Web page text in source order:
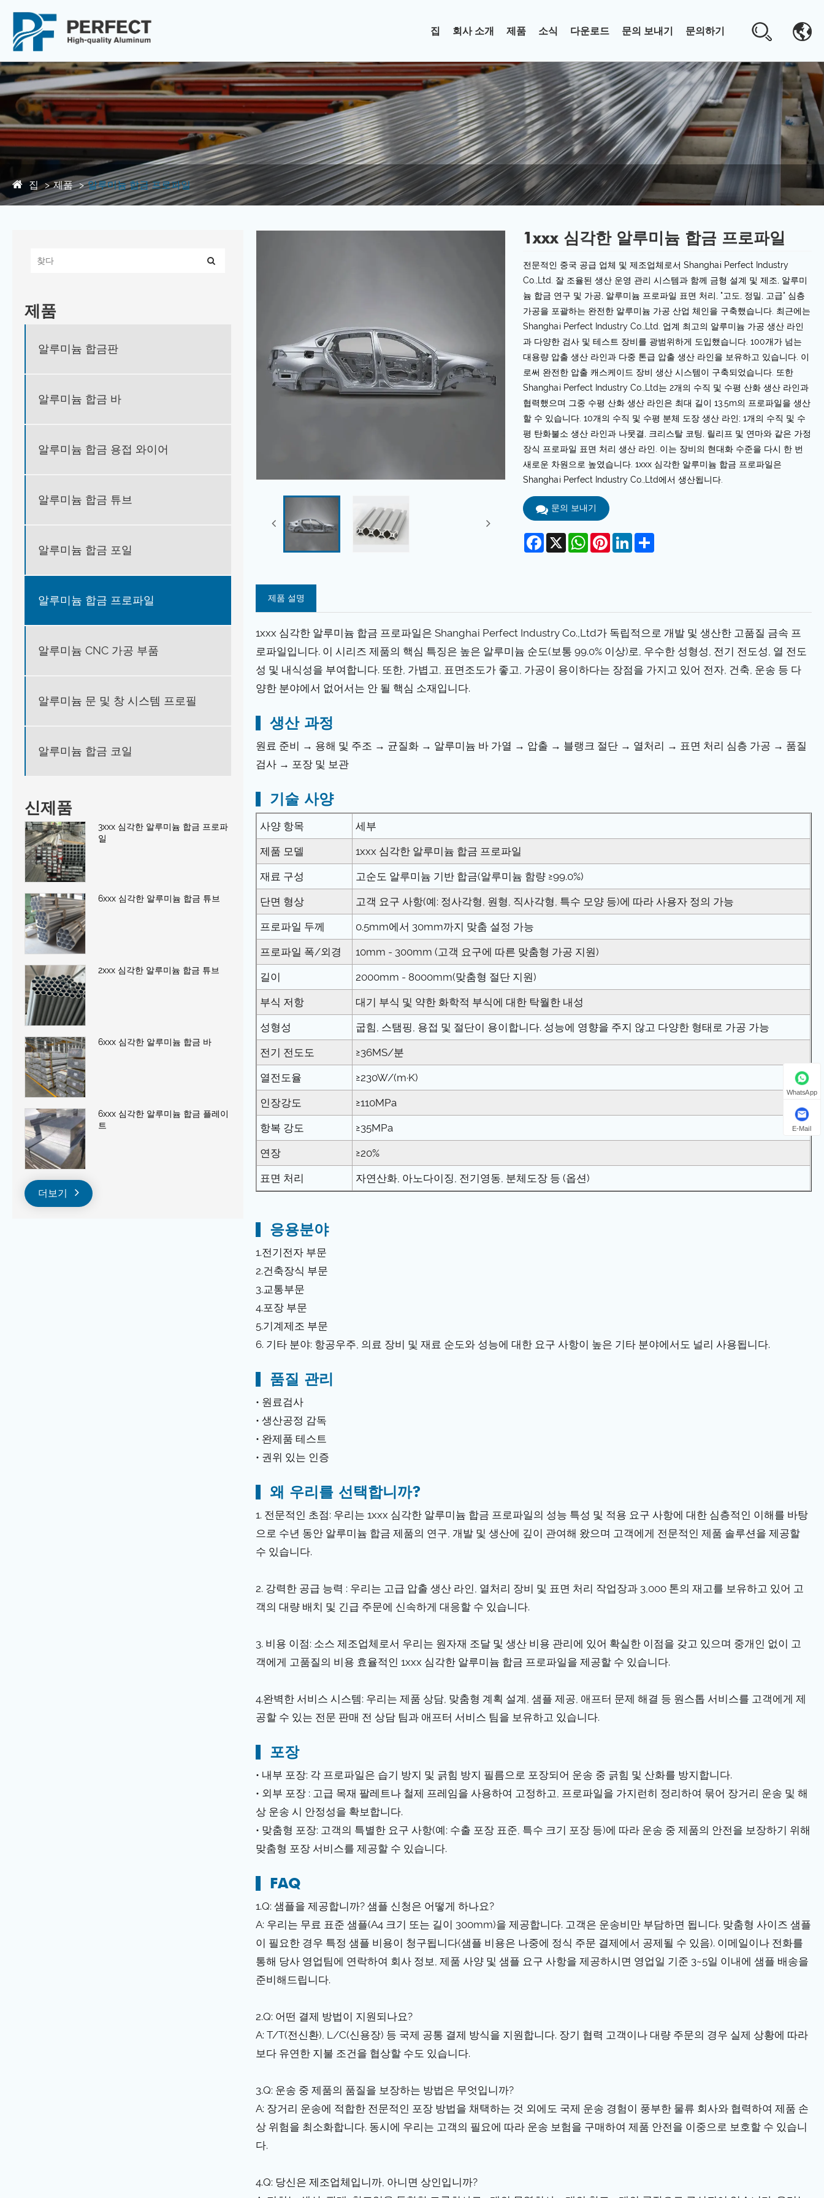
집 회사 소개 제품 소식 다운로드 문의 보내기 문의하기
집 제품 알루미늄 합금 프로파일
제품
알루미늄 합금판
알루미늄 합금 바
알루미늄 합금 용접 와이어
알루미늄 합금 튜브
알루미늄 합금 포일
알루미늄 합금 프로파일
알루미늄 CNC 가공 부품
알루미늄 문 및 창 시스템 프로필
알루미늄 합금 코일
신제품
3xxx 심각한 알루미늄 합금 프로파
일
6xxx 심각한 알루미늄 합금 튜브
2xxx 심각한 알루미늄 합금 튜브
6xxx 심각한 알루미늄 합금 바
6xxx 심각한 알루미늄 합금 플레이
트
더보기
1xxx 심각한 알루미늄 합금 프로파일
전문적인 중국 공급 업체 및 제조업체로서 Shanghai Perfect Industry
Co.,Ltd. 잘 조율된 생산 운영 관리 시스템과 함께 금형 설계 및 제조, 알루미
늄 합금 연구 및 가공, 알루미늄 프로파일 표면 처리, "고도, 정밀, 고급" 심층
가공을 포괄하는 완전한 알루미늄 가공 산업 체인을 구축했습니다. 최근에는
Shanghai Perfect Industry Co.,Ltd. 업계 최고의 알루미늄 가공 생산 라인
과 다양한 검사 및 테스트 장비를 광범위하게 도입했습니다. 100개가 넘는
대용량 압출 생산 라인과 다중 톤급 압출 생산 라인을 보유하고 있습니다. 이
로써 완전한 압출 캐스케이드 장비 생산 시스템이 구축되었습니다. 또한
Shanghai Perfect Industry Co.,Ltd는 2개의 수직 및 수평 산화 생산 라인과
협력했으며 그중 수평 산화 생산 라인은 최대 길이 13.5m의 프로파일을 생산
할 수 있습니다. 10개의 수직 및 수평 분체 도장 생산 라인; 1개의 수직 및 수
평 탄화불소 생산 라인과 나뭇결, 크리스탈 코팅, 릴리프 및 연마와 같은 가정
장식 프로파일 표면 처리 생산 라인. 이는 장비의 현대화 수준을 다시 한 번
새로운 차원으로 높였습니다. 1xxx 심각한 알루미늄 합금 프로파일은
Shanghai Perfect Industry Co.,Ltd에서 생산됩니다.
문의 보내기
Facebook
X WhatsAppPinterestLinkedInShare
제품 설명
1xxx 심각한 알루미늄 합금 프로파일은 Shanghai Perfect Industry Co.,Ltd가 독립적으로 개발 및 생산한 고품질 금속 프
로파일입니다. 이 시리즈 제품의 핵심 특징은 높은 알루미늄 순도(보통 99.0% 이상)로, 우수한 성형성, 전기 전도성, 열 전도
성 및 내식성을 부여합니다. 또한, 가볍고, 표면조도가 좋고, 가공이 용이하다는 장점을 가지고 있어 전자, 건축, 운송 등 다
양한 분야에서 없어서는 안 될 핵심 소재입니다.
생산 과정
원료 준비 → 용해 및 주조 → 균질화 → 알루미늄 바 가열 → 압출 → 블랭크 절단 → 열처리 → 표면 처리 심층 가공 → 품질
검사 → 포장 및 보관
기술 사양
사양 항목 세부
제품 모델 1xxx 심각한 알루미늄 합금 프로파일
재료 구성 고순도 알루미늄 기반 합금(알루미늄 함량 ≥99.0%)
단면 형상 고객 요구 사항(예: 정사각형, 원형, 직사각형, 특수 모양 등)에 따라 사용자 정의 가능
프로파일 두께 0.5mm에서 30mm까지 맞춤 설정 가능
프로파일 폭/외경 10mm - 300mm (고객 요구에 따른 맞춤형 가공 지원)
길이 2000mm - 8000mm(맞춤형 절단 지원)
부식 저항 대기 부식 및 약한 화학적 부식에 대한 탁월한 내성
성형성 굽힘, 스탬핑, 용접 및 절단이 용이합니다. 성능에 영향을 주지 않고 다양한 형태로 가공 가능
전기 전도도 ≥36MS/분
열전도율 ≥230W/(m·K)
인장강도 ≥110MPa
항복 강도 ≥35MPa
연장 ≥20%
표면 처리 자연산화, 아노다이징, 전기영동, 분체도장 등 (옵션)
응용분야
1.전기전자 부문
2.건축장식 부문
3.교통부문
4.포장 부문
5.기계제조 부문
6. 기타 분야: 항공우주, 의료 장비 및 재료 순도와 성능에 대한 요구 사항이 높은 기타 분야에서도 널리 사용됩니다.
품질 관리
• 원료검사
• 생산공정 감독
• 완제품 테스트
• 권위 있는 인증
왜 우리를 선택합니까?
1. 전문적인 초점: 우리는 1xxx 심각한 알루미늄 합금 프로파일의 성능 특성 및 적용 요구 사항에 대한 심층적인 이해를 바탕
으로 수년 동안 알루미늄 합금 제품의 연구, 개발 및 생산에 깊이 관여해 왔으며 고객에게 전문적인 제품 솔루션을 제공할
수 있습니다.
2. 강력한 공급 능력 : 우리는 고급 압출 생산 라인, 열처리 장비 및 표면 처리 작업장과 3,000 톤의 재고를 보유하고 있어 고
객의 대량 배치 및 긴급 주문에 신속하게 대응할 수 있습니다.
3. 비용 이점: 소스 제조업체로서 우리는 원자재 조달 및 생산 비용 관리에 있어 확실한 이점을 갖고 있으며 중개인 없이 고
객에게 고품질의 비용 효율적인 1xxx 심각한 알루미늄 합금 프로파일을 제공할 수 있습니다.
4.완벽한 서비스 시스템: 우리는 제품 상담, 맞춤형 계획 설계, 샘플 제공, 애프터 문제 해결 등 원스톱 서비스를 고객에게 제
공할 수 있는 전문 판매 전 상담 팀과 애프터 서비스 팀을 보유하고 있습니다.
포장
• 내부 포장: 각 프로파일은 습기 방지 및 긁힘 방지 필름으로 포장되어 운송 중 긁힘 및 산화를 방지합니다.
• 외부 포장 : 고급 목재 팔레트나 철제 프레임을 사용하여 고정하고, 프로파일을 가지런히 정리하여 묶어 장거리 운송 및 해
상 운송 시 안정성을 확보합니다.
• 맞춤형 포장: 고객의 특별한 요구 사항(예: 수출 포장 표준, 특수 크기 포장 등)에 따라 운송 중 제품의 안전을 보장하기 위해
맞춤형 포장 서비스를 제공할 수 있습니다.
FAQ
1.Q: 샘플을 제공합니까? 샘플 신청은 어떻게 하나요?
A: 우리는 무료 표준 샘플(A4 크기 또는 길이 300mm)을 제공합니다. 고객은 운송비만 부담하면 됩니다. 맞춤형 사이즈 샘플
이 필요한 경우 특정 샘플 비용이 청구됩니다(샘플 비용은 나중에 정식 주문 결제에서 공제될 수 있음). 이메일이나 전화를
통해 당사 영업팀에 연락하여 회사 정보, 제품 사양 및 샘플 요구 사항을 제공하시면 영업일 기준 3~5일 이내에 샘플 배송을
준비해드립니다.
2.Q: 어떤 결제 방법이 지원되나요?
A: T/T(전신환), L/C(신용장) 등 국제 공통 결제 방식을 지원합니다. 장기 협력 고객이나 대량 주문의 경우 실제 상황에 따라
보다 유연한 지불 조건을 협상할 수도 있습니다.
3.Q: 운송 중 제품의 품질을 보장하는 방법은 무엇입니까?
A: 장거리 운송에 적합한 전문적인 포장 방법을 채택하는 것 외에도 국제 운송 경험이 풍부한 물류 회사와 협력하여 제품 손
상 위험을 최소화합니다. 동시에 우리는 고객의 필요에 따라 운송 보험을 구매하여 제품 안전을 이중으로 보호할 수 있습니
다.
4.Q: 당신은 제조업체입니까, 아니면 상인입니까?
WhatsApp
E-Mail